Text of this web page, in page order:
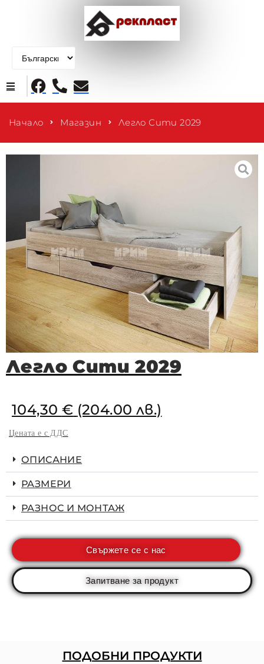
Продукти
Начало Магазин Легло Сити 2029
Легло Сити 2029
104,30 € (204.00 лв.)
Цената е с ДДС
ОПИСАНИЕ
РАЗМЕРИ
РАЗНОС И МОНТАЖ
Свържете се с нас
Запитване за продукт
ПОДОБНИ ПРОДУКТИ